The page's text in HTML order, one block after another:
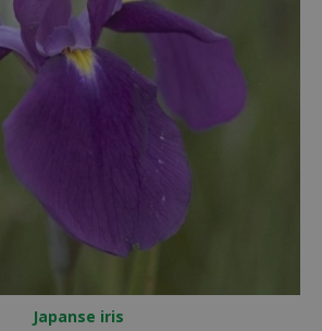
Japanse iris